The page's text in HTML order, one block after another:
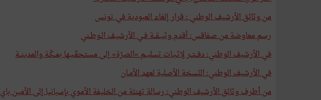
من وثائق الأرشيف الوطني : قرار إلغاء العبودية في تونس
رسم معاوضة من صفاقس: أقدم وثيــقــة فـي الأرشيـف الـوطـني
في الأرشيف الوطني: دفــتــر لإثـبـات تسليــم »الصرّة« إلى مستحقّـيـها بمــكّـة والمدينــة
في الأرشيف الوطني: النّسخة الأصلية لعهد الأمـان
من أطرف وثائق الأرشيف الوطني: رسالة تهنئة من الخليفة الأموي بإسبانيا إلى الأمين باي